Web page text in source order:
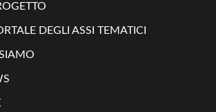
DEGLI ASSI TEMATICI